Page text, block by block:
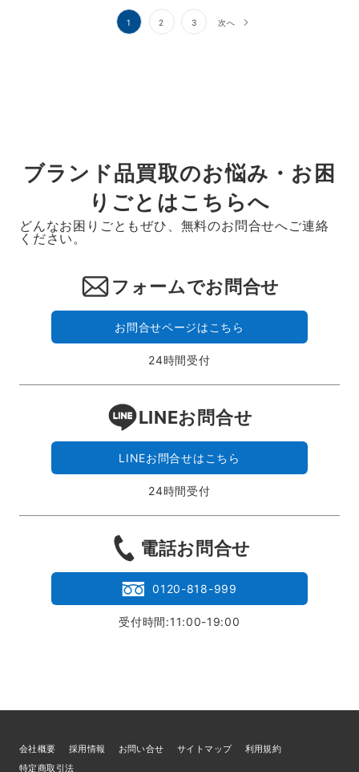
1 2 3 次へ
ブランド品買取のお悩み・お困
りごとはこちらへ
どんなお困りごともぜひ、無料のお問合せへご連絡
ください。
フォームでお問合せ
お問合せページはこちら
24時間受付
LINEお問合せ
LINEお問合せはこちら
24時間受付
電話お問合せ
0120-818-999
受付時間:11:00-19:00
会社概要 採用情報 お問い合せ サイトマップ
利用規約
特定商取引法